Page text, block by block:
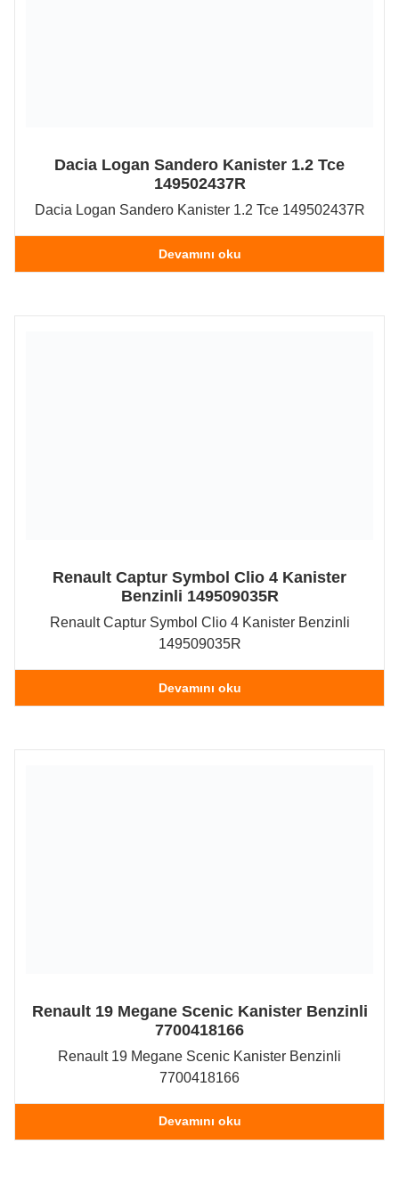
Dacia Logan Sandero Kanister 1.2 Tce
149502437R
Dacia Logan Sandero Kanister 1.2 Tce 149502437R
Devamını oku
Renault Captur Symbol Clio 4 Kanister
Benzinli 149509035R
Renault Captur Symbol Clio 4 Kanister Benzinli
149509035R
Devamını oku
Renault 19 Megane Scenic Kanister Benzinli
7700418166
Renault 19 Megane Scenic Kanister Benzinli
7700418166
Devamını oku